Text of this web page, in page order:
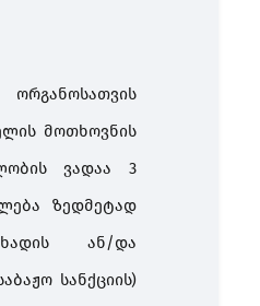
მოთხოვნის
ვადაა 3
ზედმეტად
ან/და
სანქციის)